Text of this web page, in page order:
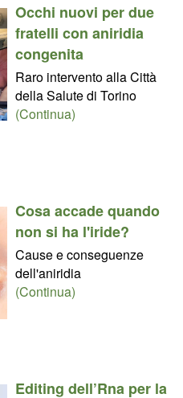
Occhi nuovi per due
fratelli con aniridia
congenita
Raro intervento alla Città
della Salute di Torino
(Continua)
Cosa accade quando
non si ha l'iride?
Cause e conseguenze
dell'aniridia
(Continua)
Editing dell’Rna per la